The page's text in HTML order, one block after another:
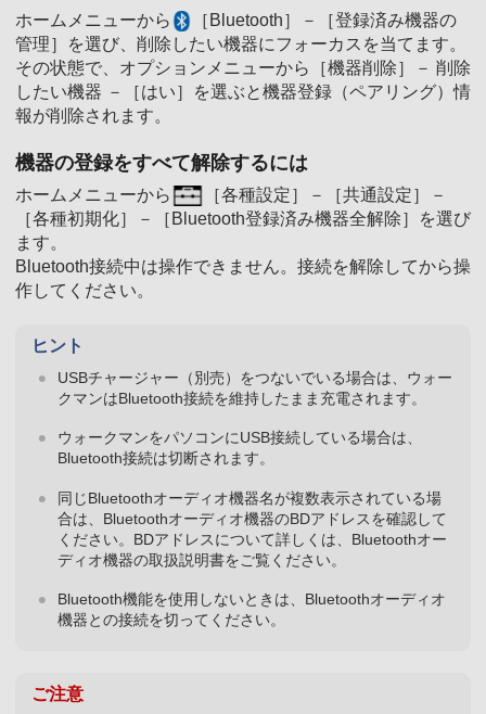
ホームメニューから
［Bluetooth］－［登録済み機器の
管理］を選び、削除したい機器にフォーカスを当てます。
その状態で、オプションメニューから［機器削除］－ 削除
したい機器 －［はい］を選ぶと機器登録（ペアリング）情
報が削除されます。
機器の登録をすべて解除するには
ホームメニューから
［各種設定］－［共通設定］－
［各種初期化］－［Bluetooth登録済み機器全解除］を選び
ます。
Bluetooth接続中は操作できません。接続を解除してから操
作してください。
ヒント
USBチャージャー（別売）をつないでいる場合は、ウォー
クマンはBluetooth接続を維持したまま充電されます。
ウォークマンをパソコンにUSB接続している場合は、
Bluetooth接続は切断されます。
同じBluetoothオーディオ機器名が複数表示されている場
合は、Bluetoothオーディオ機器のBDアドレスを確認して
ください。BDアドレスについて詳しくは、Bluetoothオー
ディオ機器の取扱説明書をご覧ください。
Bluetooth機能を使用しないときは、Bluetoothオーディオ
機器との接続を切ってください。
ご注意